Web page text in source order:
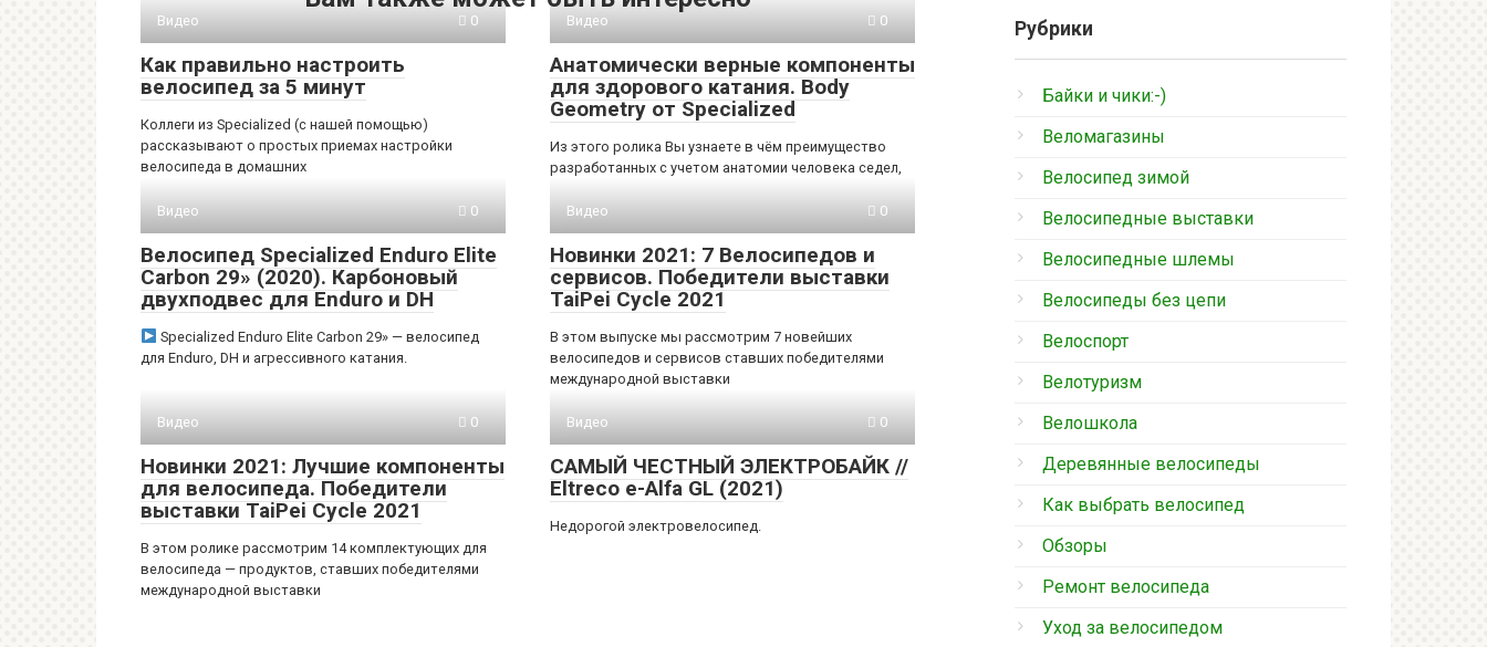
Видео 0
Как правильно настроить
велосипед за 5 минут
Коллеги из Specialized (с нашей помощью)
рассказывают о простых приемах настройки
велосипеда в домашних
Видео 0
Анатомически верные компоненты
для здорового катания. Body
Geometry от Specialized
Из этого ролика Вы узнаете в чём преимущество
разработанных с учетом анатомии человека седел,
Видео 0
Велосипед Specialized Enduro Elite
Carbon 29» (2020). Карбоновый
двухподвес для Enduro и DH
Specialized Enduro Elite Carbon 29» — велосипед
для Enduro, DH и агрессивного катания.
Видео 0
Новинки 2021: 7 Велосипедов и
сервисов. Победители выставки
TaiPei Cycle 2021
В этом выпуске мы рассмотрим 7 новейших
велосипедов и сервисов ставших победителями
международной выставки
Видео 0
Новинки 2021: Лучшие компоненты
для велосипеда. Победители
выставки TaiPei Cycle 2021
В этом ролике рассмотрим 14 комплектующих для
велосипеда — продуктов, ставших победителями
международной выставки
Видео 0
САМЫЙ ЧЕСТНЫЙ ЭЛЕКТРОБАЙК //
Eltreco e-Alfa GL (2021)
Недорогой электровелосипед.
Рубрики
Байки и чики:-)
Веломагазины
Велосипед зимой
Велосипедные выставки
Велосипедные шлемы
Велосипеды без цепи
Велоспорт
Велотуризм
Велошкола
Деревянные велосипеды
Как выбрать велосипед
Обзоры
Ремонт велосипеда
Уход за велосипедом